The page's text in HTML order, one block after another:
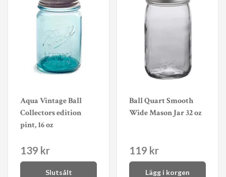
Aqua Vintage Ball
Collectors edition
pint, 16 oz
139 kr
Slutsålt
Ball Quart Smooth
Wide Mason Jar 32 oz
119 kr
Lägg i korgen